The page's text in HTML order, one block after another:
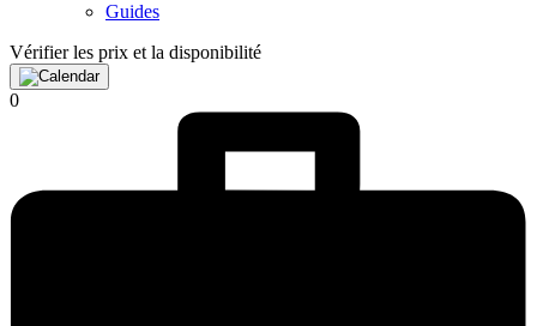
Guides
Vérifier les prix et la disponibilité
0